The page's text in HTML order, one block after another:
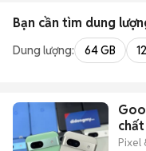
Bạn cần tìm dung
Dung lượng: 64 GB
Pixel